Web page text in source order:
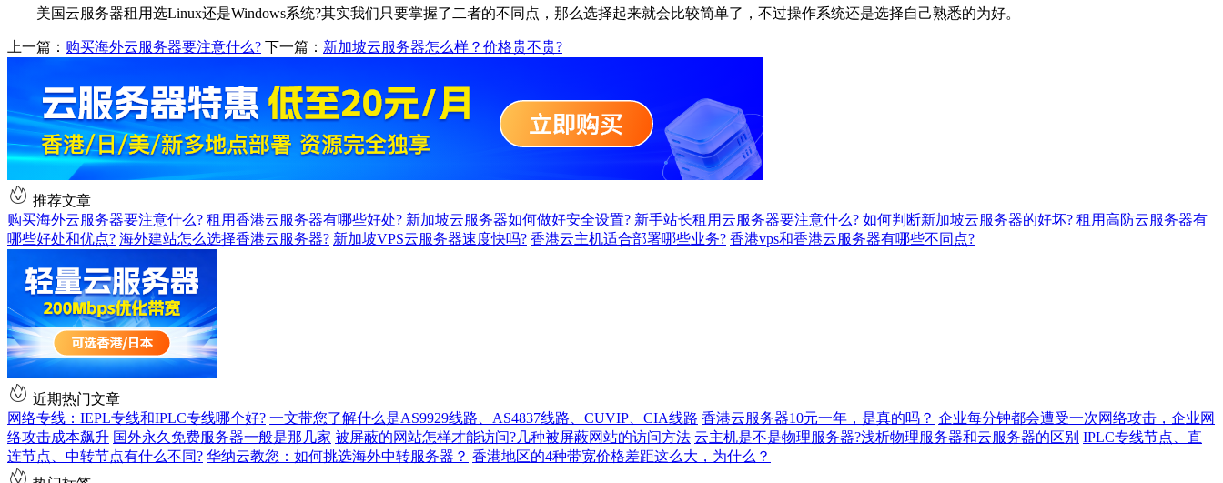
美国云服务器租用选Linux还是Windows系统?其实我们只要掌握了二者的不同点，那么选择起来就会比较简单了，不过操作系统还是选择自己熟悉的为好。
上一篇： 购买海外云服务器要注意什么? 下一篇： 新加坡云服务器怎么样？价格贵不贵?
推荐文章
购买海外云服务器要注意什么? 租用香港云服务器有哪些好处? 新加坡云服务器如何做好安全设置? 新手站长租用云服务器要注意什么? 如何判断新加坡云服务器的好坏? 租用高防云服务器有
哪些好处和优点? 海外建站怎么选择香港云服务器? 新加坡VPS云服务器速度快吗? 香港云主机适合部署哪些业务? 香港vps和香港云服务器有哪些不同点?
近期热门文章
网络专线：IEPL专线和IPLC专线哪个好? 一文带您了解什么是AS9929线路、AS4837线路、CUVIP、CIA线路 香港云服务器10元一年，是真的吗？ 企业每分钟都会遭受一次网络攻击，企业网
络攻击成本飙升 国外永久免费服务器一般是那几家 被屏蔽的网站怎样才能访问?几种被屏蔽网站的访问方法 云主机是不是物理服务器?浅析物理服务器和云服务器的区别 IPLC专线节点、直
连节点、中转节点有什么不同? 华纳云教您：如何挑选海外中转服务器？ 香港地区的4种带宽价格差距这么大，为什么？